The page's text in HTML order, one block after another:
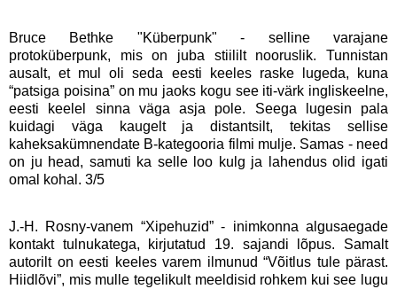
Bruce Bethke "Küberpunk" - selline varajane
protoküberpunk, mis on juba stiililt nooruslik. Tunnistan
ausalt, et mul oli seda eesti keeles raske lugeda, kuna
“patsiga poisina” on mu jaoks kogu see iti-värk ingliskeelne,
eesti keelel sinna väga asja pole. Seega lugesin pala
kuidagi väga kaugelt ja distantsilt, tekitas sellise
kaheksakümnendate B-kategooria filmi mulje. Samas - need
on ju head, samuti ka selle loo kulg ja lahendus olid igati
omal kohal. 3/5
J.-H. Rosny-vanem “Xipehuzid” - inimkonna algusaegade
kontakt tulnukatega, kirjutatud 19. sajandi lõpus. Samalt
autorilt on eesti keeles varem ilmunud “Võitlus tule pärast.
Hiidlõvi”, mis mulle tegelikult meeldisid rohkem kui see lugu